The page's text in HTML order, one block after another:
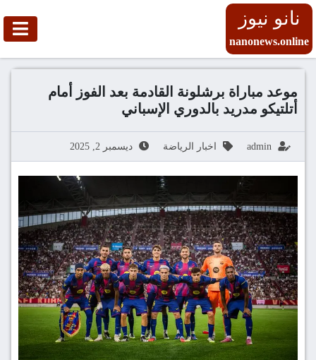
نانو نيوز
nanonews.online
موعد مباراة برشلونة القادمة بعد الفوز أمام
أتلتيكو مدريد بالدوري الإسباني
admin اخبار الرياضة ديسمبر 2, 2025